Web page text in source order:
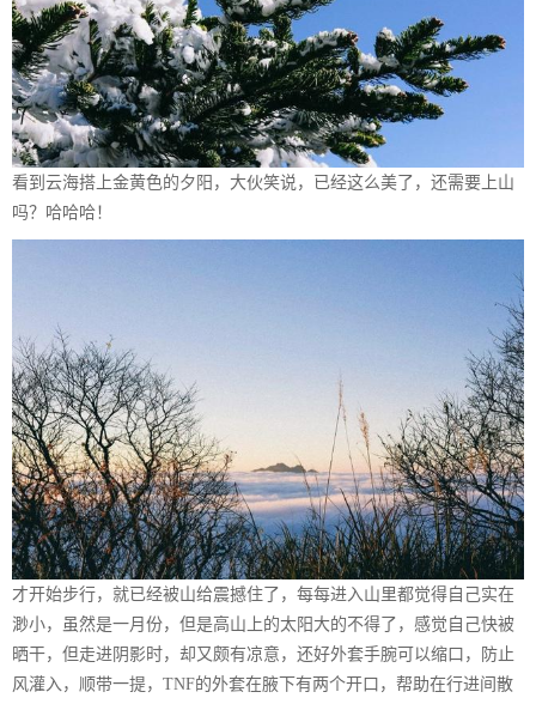
看到云海搭上金黄色的夕阳，大伙笑说，已经这么美了，还需要上山
吗？哈哈哈！
才开始步行，就已经被山给震撼住了，每每进入山里都觉得自己实在
渺小，虽然是一月份，但是高山上的太阳大的不得了，感觉自己快被
晒干，但走进阴影时，却又颇有凉意，还好外套手腕可以缩口，防止
风灌入，顺带一提，TNF的外套在腋下有两个开口，帮助在行进间散